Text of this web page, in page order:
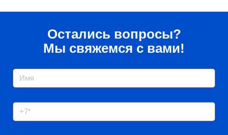
Остались вопросы?
Мы свяжемся с вами!